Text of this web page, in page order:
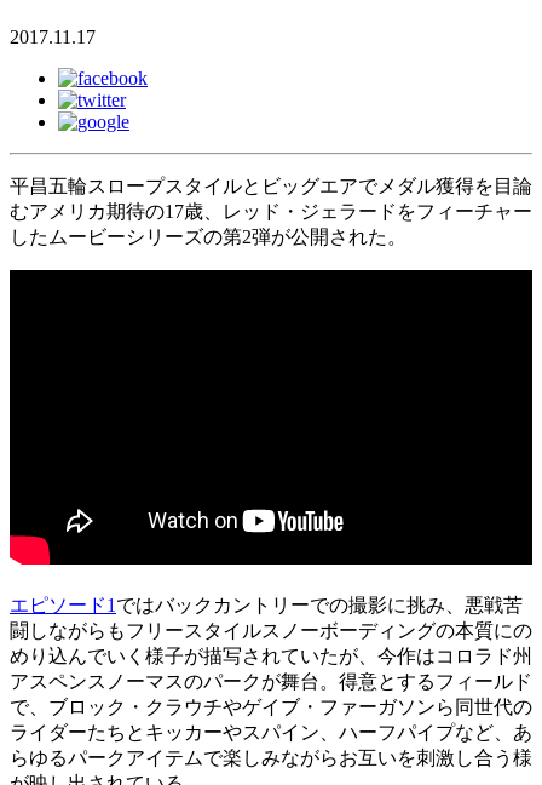
2017.11.17
平昌五輪スロープスタイルとビッグエアでメダル獲得を目論
むアメリカ期待の17歳、レッド・ジェラードをフィーチャー
したムービーシリーズの第2弾が公開された。
エピソード1 ではバックカントリーでの撮影に挑み、悪戦苦
闘しながらもフリースタイルスノーボーディングの本質にの
めり込んでいく様子が描写されていたが、今作はコロラド州
アスペンスノーマスのパークが舞台。得意とするフィールド
で、ブロック・クラウチやゲイブ・ファーガソンら同世代の
ライダーたちとキッカーやスパイン、ハーフパイプなど、あ
らゆるパークアイテムで楽しみながらお互いを刺激し合う様